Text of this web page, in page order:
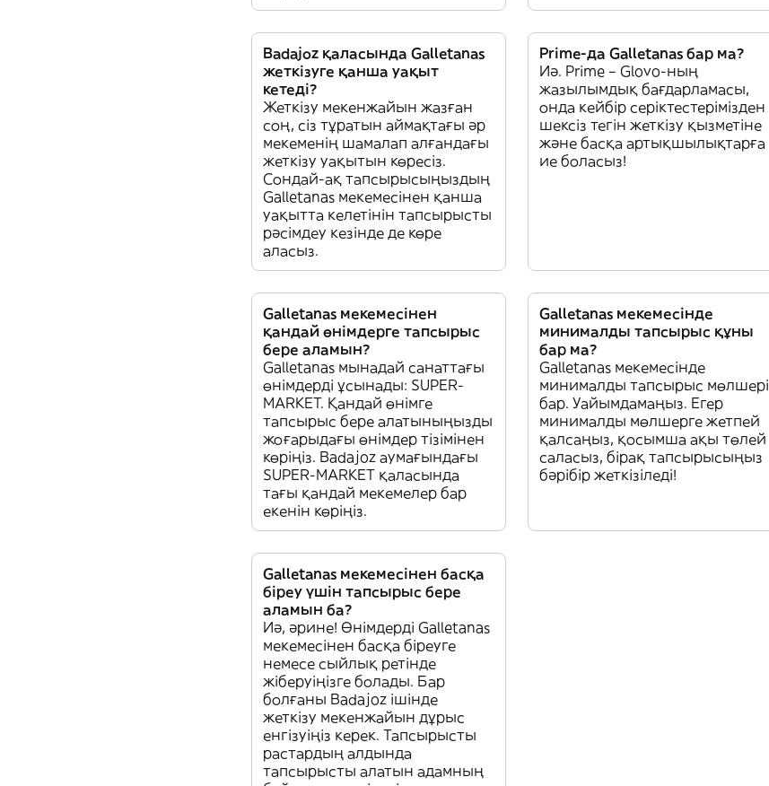
Badajoz қаласында Galletanas
жеткізуге қанша уақыт
кетеді?
Жеткізу мекенжайын жазған
соң, сіз тұратын аймақтағы әр
мекеменің шамалап алғандағы
жеткізу уақытын көресіз.
Сондай-ақ тапсырысыңыздың
Galletanas мекемесінен қанша
уақытта келетінін тапсырысты
рәсімдеу кезінде де көре
аласыз.
Prime-да Galletanas бар ма?
Иә. Prime – Glovo-ның
жазылымдық бағдарламасы,
онда кейбір серіктестерімізден
шексіз тегін жеткізу қызметіне
және басқа артықшылықтарға
ие боласыз!
Galletanas мекемесінен
қандай өнімдерге тапсырыс
бере аламын?
Galletanas мынадай санаттағы
өнімдерді ұсынады: SUPER-
MARKET. Қандай өнімге
тапсырыс бере алатыныңызды
жоғарыдағы өнімдер тізімінен
көріңіз. Badajoz аумағындағы
SUPER-MARKET қаласында
тағы қандай мекемелер бар
екенін көріңіз.
Galletanas мекемесінде
минималды тапсырыс құны
бар ма?
Galletanas мекемесінде
минималды тапсырыс мөлшері
бар. Уайымдамаңыз. Егер
минималды мөлшерге жетпей
қалсаңыз, қосымша ақы төлей
саласыз, бірақ тапсырысыңыз
бәрібір жеткізіледі!
Galletanas мекемесінен басқа
біреу үшін тапсырыс бере
аламын ба?
Иә, әрине! Өнімдерді Galletanas
мекемесінен басқа біреуге
немесе сыйлық ретінде
жіберуіңізге болады. Бар
болғаны Badajoz ішінде
жеткізу мекенжайын дұрыс
енгізуіңіз керек. Тапсырысты
растардың алдында
тапсырысты алатын адамның